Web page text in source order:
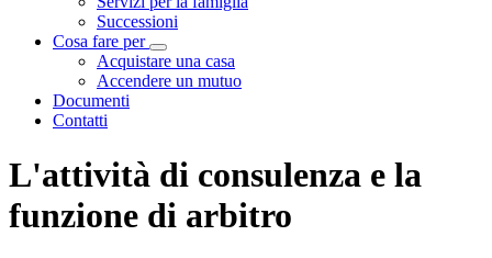
Successioni
Cosa fare per
Visualizza menù di secondo livello
Acquistare una casa
Accendere un mutuo
Documenti
Contatti
L'attività di consulenza e la
funzione di arbitro